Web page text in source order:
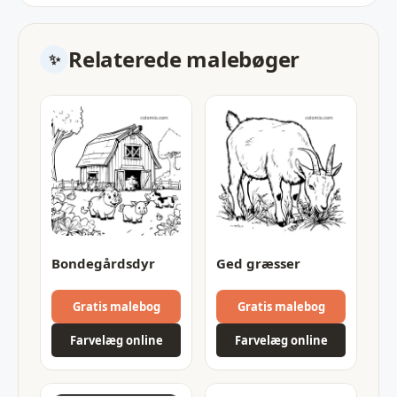
Relaterede malebøger
Bondegårdsdyr
Gratis malebog
Farvelæg online
Ged græsser
Gratis malebog
Farvelæg online